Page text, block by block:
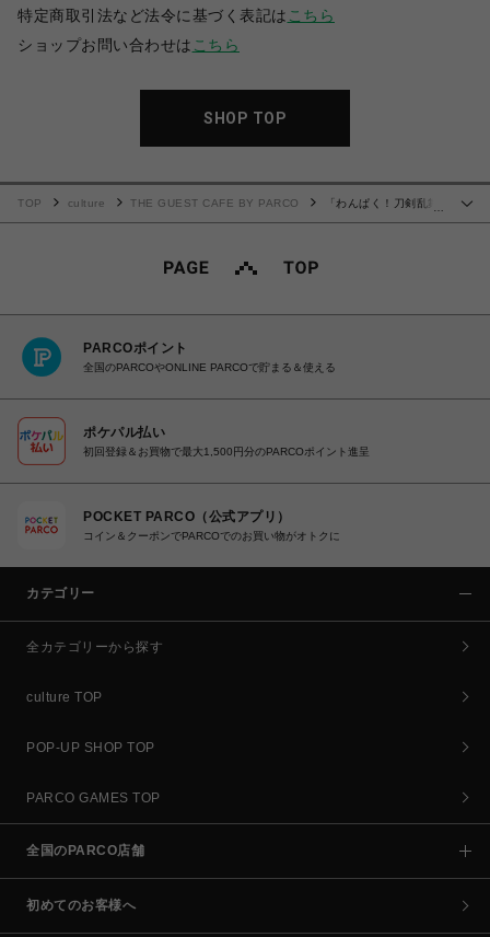
特定商取引法など法令に基づく表記は こちら
ショップお問い合わせは こちら
SHOP TOP
TOP culture THE GUEST CAFE BY PARCO
「わんぱく！刀剣乱舞
PARCOポイント
全国のPARCOやONLINE PARCOで貯まる＆使える
ポケパル払い
初回登録＆お買物で最大1,500円分のPARCOポイント進呈
POCKET PARCO（公式アプリ）
コイン＆クーポンでPARCOでのお買い物がオトクに
カテゴリー
全カテゴリーから探す
culture TOP
POP-UP SHOP TOP
PARCO GAMES TOP
全国のPARCO店舗
初めてのお客様へ